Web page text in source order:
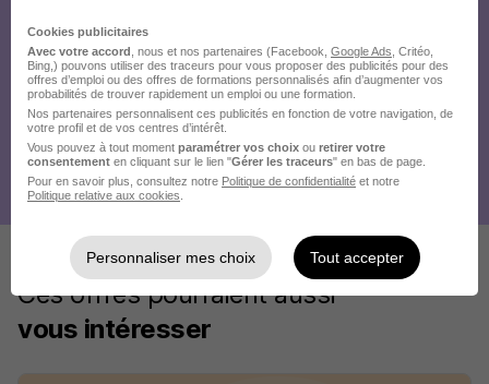
Ces offres pourraient aussi
vous intéresser
Cookies publicitaires
Avec votre accord , nous et nos partenaires (Facebook, Google Ads , Critéo,
Bing,) pouvons utiliser des traceurs pour vous proposer des publicités pour des
offres d’emploi ou des offres de formations personnalisés afin d’augmenter vos
probabilités de trouver rapidement un emploi ou une formation.
Nos partenaires personnalisent ces publicités en fonction de votre navigation, de
votre profil et de vos centres d’intérêt.
Vous pouvez à tout moment paramétrer vos choix ou retirer votre
consentement en cliquant sur le lien "Gérer les traceurs" en bas de page.
Pour en savoir plus, consultez notre Politique de confidentialité et notre
Politique relative aux cookies
Personnaliser mes choix Tout accepter